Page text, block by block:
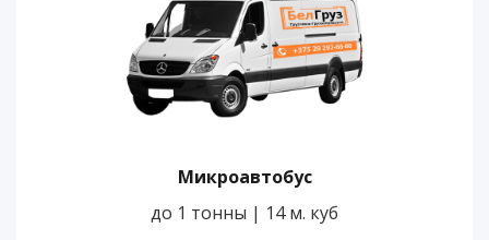
Микроавтобус
до 1 тонны | 14 м. куб